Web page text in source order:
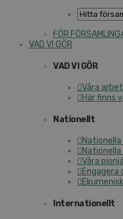
FÖR
VAD VI GÖR
VAD VI GÖR
Våra
Här finns vi
Nationellt
Våra
Engagera
Internationellt